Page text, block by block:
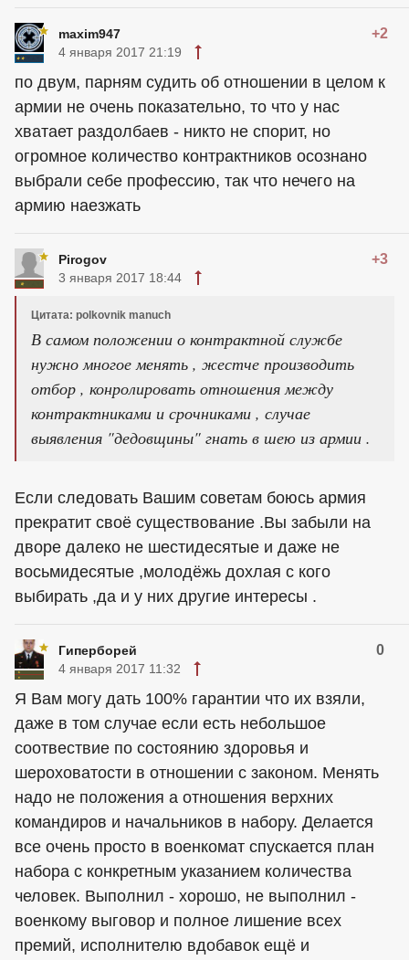
maxim947 +2
4 января 2017 21:19
по двум, парням судить об отношении в целом к
армии не очень показательно, то что у нас
хватает раздолбаев - никто не спорит, но
огромное количество контрактников осознано
выбрали себе профессию, так что нечего на
армию наезжать
Pirogov +3
3 января 2017 18:44
Цитата: polkovnik manuch
В самом положении о контрактной службе
нужно многое менять , жестче производить
отбор , конролировать отношения между
контрактниками и срочниками , случае
выявления "дедовщины" гнать в шею из армии .
Если следовать Вашим советам боюсь армия
прекратит своё существование .Вы забыли на
дворе далеко не шестидесятые и даже не
восьмидесятые ,молодёжь дохлая с кого
выбирать ,да и у них другие интересы .
Гиперборей 0
4 января 2017 11:32
Я Вам могу дать 100% гарантии что их взяли,
даже в том случае если есть небольшое
соотвествие по состоянию здоровья и
шероховатости в отношении с законом. Менять
надо не положения а отношения верхних
командиров и начальников в набору. Делается
все очень просто в военкомат спускается план
набора с конкретным указанием количества
человек. Выполнил - хорошо, не выполнил -
военкому выговор и полное лишение всех
премий, исполнителю вдобавок ещё и